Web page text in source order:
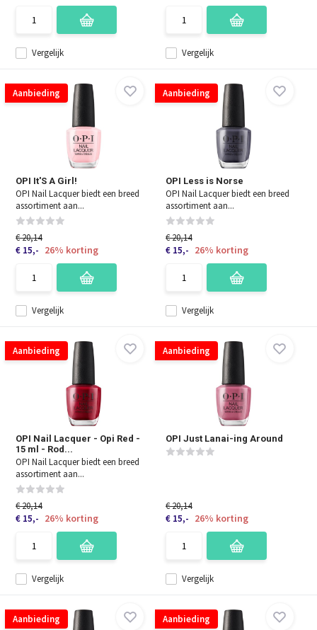
Vergelijk Vergelijk
Aanbieding
OPI It'S A Girl!
OPI Nail Lacquer biedt een breed
assortiment aan...
Vergelijk
€ 20,14
€ 15,- 26% korting
Aanbieding
OPI Less is Norse
OPI Nail Lacquer biedt een breed
assortiment aan...
Vergelijk
€ 20,14
€ 15,- 26% korting
Aanbieding
OPI Nail Lacquer - Opi Red -
15 ml - Rod...
OPI Nail Lacquer biedt een breed
assortiment aan...
Vergelijk
€ 20,14
€ 15,- 26% korting
Aanbieding
OPI Just Lanai-ing Around
Vergelijk
€ 20,14
€ 15,- 26% korting
Aanbieding Aanbieding